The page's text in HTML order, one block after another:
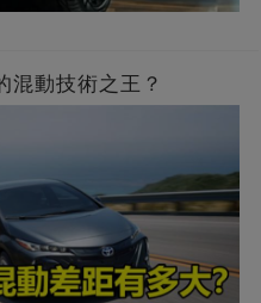
混動技術之王？